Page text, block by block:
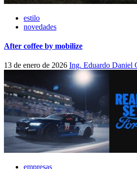
estilo
novedades
After coffee by mobilize
13 de enero de 2026 Ing. Eduardo Daniel
empresas